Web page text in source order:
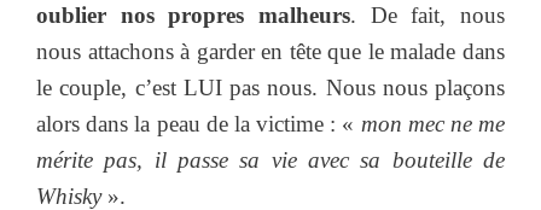
oublier nos propres malheurs. De fait, nous
nous attachons à garder en tête que le malade dans
le couple, c’est LUI pas nous. Nous nous plaçons
alors dans la peau de la victime : « mon mec ne me
mérite pas, il passe sa vie avec sa bouteille de
Whisky».